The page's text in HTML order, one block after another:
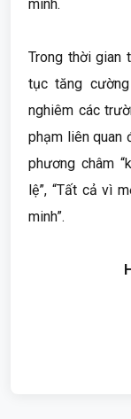
minh.
Trong thời gian
tục tăng
nghiêm các
phạm liên quan
phương châm
lệ”, “Tất cả vì
minh”.